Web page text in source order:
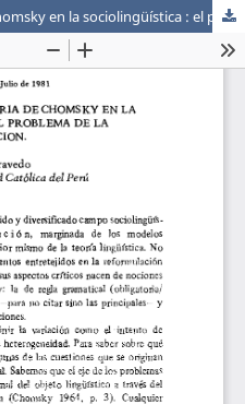
Proyecciones de la teoría de Chomsky en la sociolingüística : el problema de la variación